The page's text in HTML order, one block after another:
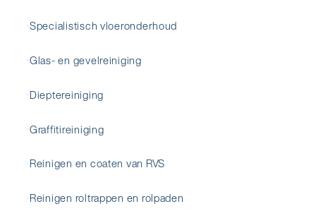
Specialistisch vloeronderhoud
Glas- en gevelreiniging
Dieptereiniging
Graffitireiniging
Reinigen en coaten van RVS
Reinigen roltrappen en rolpaden